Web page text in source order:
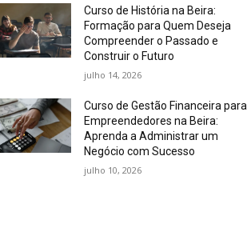
Curso de História na Beira:
Formação para Quem Deseja
Compreender o Passado e
Construir o Futuro
julho 14, 2026
Curso de Gestão Financeira para
Empreendedores na Beira:
Aprenda a Administrar um
Negócio com Sucesso
julho 10, 2026